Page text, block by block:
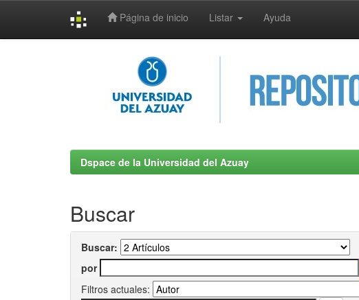
Página de inicio Listar Ayuda
Dspace de la Universidad del Azuay
Buscar
Buscar:
por
Filtros actuales: